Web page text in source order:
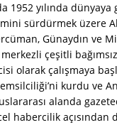
1952 yılında
sürdürmek üzere
Günaydın ve
çeşitli
olarak çalışmaya
kurdu ve
alanda
habercilik